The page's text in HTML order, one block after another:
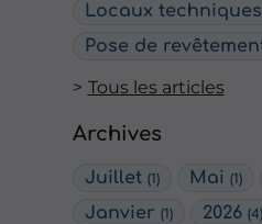
Locaux techniques
Pose de
Tous les articles
Archives
Juillet (1) Mai(1)
Janvier (1) 2026(4)